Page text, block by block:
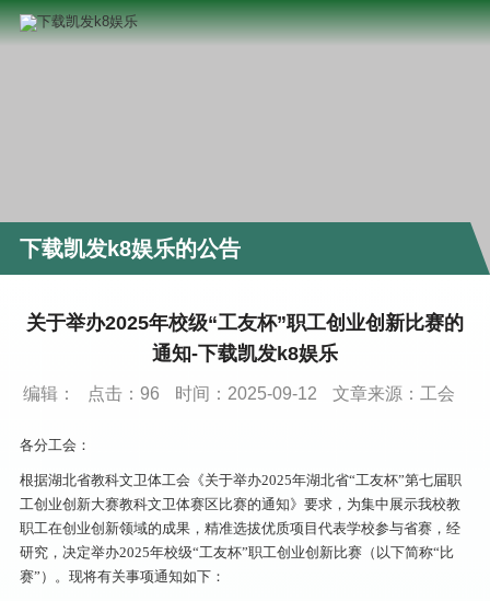
下载凯发k8娱乐的公告
关于举办2025年校级“工友杯”职工创业创新比赛的
通知-下载凯发k8娱乐
编辑： 点击： 96 时间：2025-09-12 文章来源：工会
各分工会：
根据湖北省教科文卫体工会《关于举办2025年湖北省“工友杯”第七届职
工创业创新大赛教科文卫体赛区比赛的通知》要求，为集中展示我校教
职工在创业创新领域的成果，精准选拔优质项目代表学校参与省赛，经
研究，决定举办2025年校级“工友杯”职工创业创新比赛（以下简称“比
赛”）。现将有关事项通知如下：